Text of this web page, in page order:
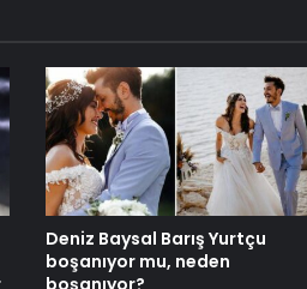
Deniz Baysal Barış Yurtçu
boşanıyor mu, neden